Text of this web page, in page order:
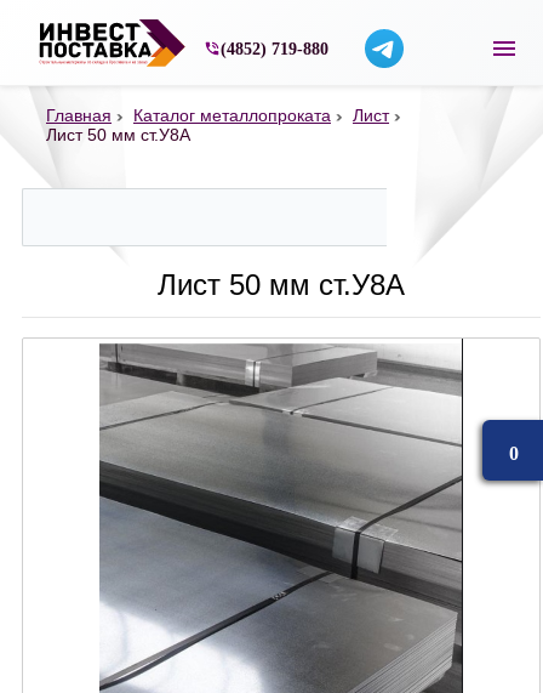
Строительные материалы со склада в
(4852) 719-880
Главная Каталог металлопроката
Лист
Лист 50 мм ст.У8А
Лист 50 мм ст.У8А
0